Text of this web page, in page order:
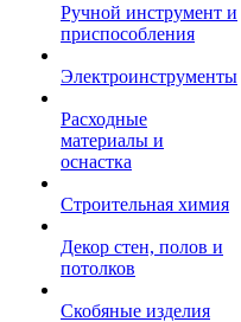
Ручной инструмент и
приспособления
Электроинструменты
Расходные
материалы и
оснастка
Строительная химия
Декор стен, полов и
потолков
Скобяные изделия